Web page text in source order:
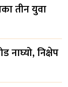
तीन युवा
नाघ्यो, निक्षेप